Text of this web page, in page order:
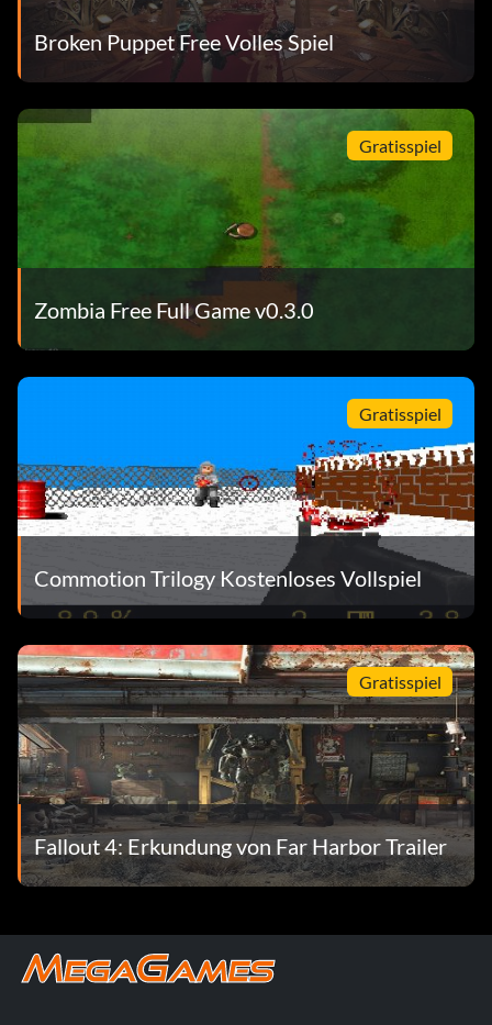
Broken Puppet Free Volles Spiel
Gratisspiel
Zombia Free Full Game v0.3.0
Gratisspiel
Commotion Trilogy Kostenloses Vollspiel
Gratisspiel
Fallout 4: Erkundung von Far Harbor Trailer